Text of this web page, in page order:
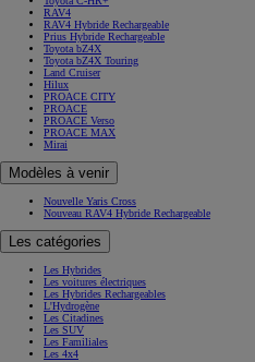
RAV4
RAV4 Hybride Rechargeable
Prius Hybride Rechargeable
Toyota bZ4X
Toyota bZ4X Touring
Land Cruiser
Hilux
PROACE CITY
PROACE
PROACE Verso
PROACE MAX
Mirai
Modèles à venir
Nouvelle Yaris Cross
Nouveau RAV4 Hybride Rechargeable
Les catégories
Les Hybrides
Les voitures électriques
Les Hybrides Rechargeables
L'Hydrogène
Les Citadines
Les SUV
Les Familiales
Les 4x4